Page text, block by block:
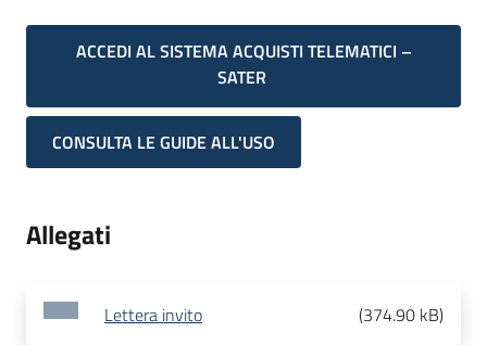
ACCEDI AL SISTEMA ACQUISTI TELEMATICI –
SATER
CONSULTA LE GUIDE ALL'USO
Allegati
Lettera invito (374.90 kB)